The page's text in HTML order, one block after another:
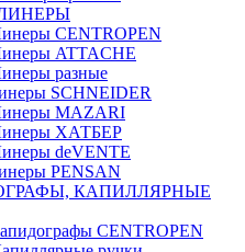
ЛИНЕРЫ
CENTROPEN
ATTACHE
разные
SCHNEIDER
MAZARI
ХАТБЕР
deVENTE
PENSAN
КАПИЛЛЯРНЫЕ
CENTROPEN